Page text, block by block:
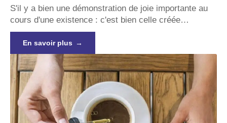
S'il y a bien une démonstration de joie importante au
cours d'une existence : c'est bien celle créée…
En savoir plus